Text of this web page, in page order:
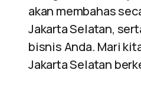
akan membahas
Jakarta Selatan,
bisnis Anda. Mari
Jakarta Selatan